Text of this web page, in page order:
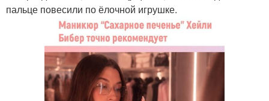
пальце повесили по ёлочной игрушке.